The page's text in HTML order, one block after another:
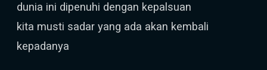
dunia ini dipenuhi dengan kepalsuan
kita musti sadar yang ada akan kembali
kepadanya